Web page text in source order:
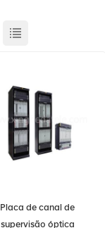
Placa de canal de
supervisão óptica